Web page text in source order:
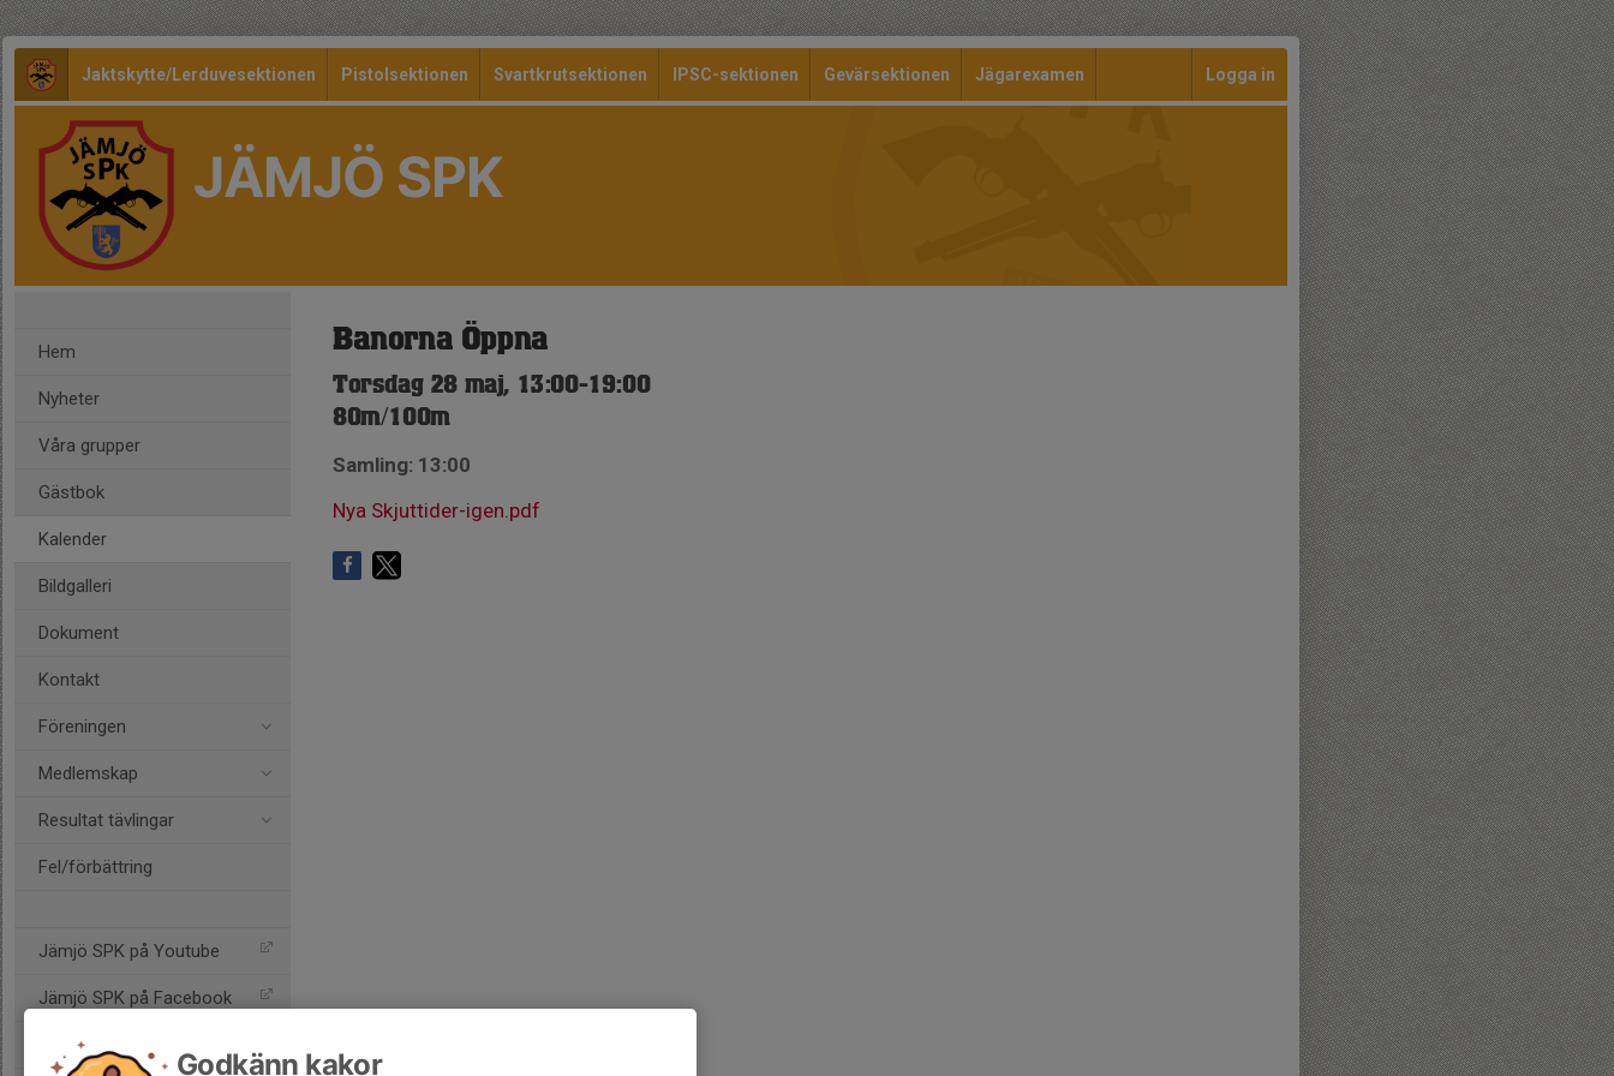
Jaktskytte/Lerduvesektionen Pistolsektionen Svartkrutsektionen IPSC-sektionen Gevärsektionen Jägarexamen Logga in
JÄMJÖ SPK
Hem
Nyheter
Våra grupper
Gästbok
Kalender
Bildgalleri
Dokument
Kontakt
Föreningen
Medlemskap
Resultat tävlingar
Fel/förbättring
Jämjö SPK på Youtube
Jämjö SPK på Facebook
Jämjö SPK på Instagram
Banorna Öppna
Torsdag 28 maj, 13:00-19:00
80m/100m
Samling: 13:00
Nya Skjuttider-igen.pdf
Godkänn kakor